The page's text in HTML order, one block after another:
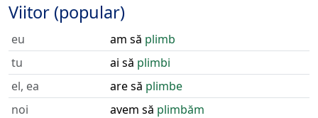
Viitor (popular)
eu am să plimb
tu
ai să plimbi
el, ea
are să plimbe
noi
avem să plimbăm